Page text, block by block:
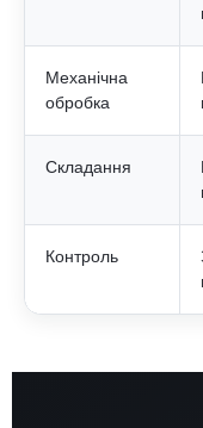
Механічна
обробка
Складання
Контроль